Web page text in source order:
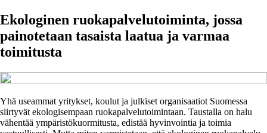
Ekologinen ruokapalvelutoiminta, jossa
painotetaan tasaista laatua ja varmaa
toimitusta
Yhä useammat yritykset, koulut ja julkiset organisaatiot Suomessa
siirtyvät ekologisempaan ruokapalvelutoimintaan. Taustalla on halu
vähentää ympäristökuormitusta, edistää hyvinvointia ja toimia